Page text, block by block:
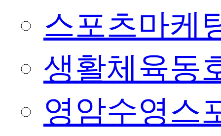
스포츠마케
생활체육동
영암수영스